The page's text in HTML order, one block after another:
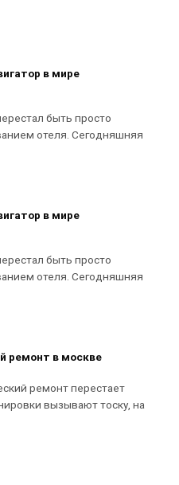
в мире
быть просто
отеля. Сегодняшняя
в мире
быть просто
отеля. Сегодняшняя
ремонт в москве
ремонт перестает
вызывают тоску, на